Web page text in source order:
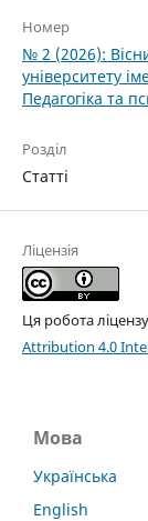
Номер
№ 2 (2026):
університету
Педагогіка та
Розділ
Статті
Ліцензія
Ця робота
Attribution 4.0
Мова
Українська
English